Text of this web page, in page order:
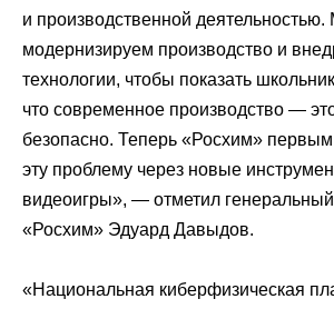
и производственной
модернизируем производство и
технологии, чтобы показать
что современное производство —
безопасно. Теперь «Росхим»
эту проблему через новые
видеоигры», — отметил
«Росхим» Эдуард Давыдов.
«Национальная киберфизическая